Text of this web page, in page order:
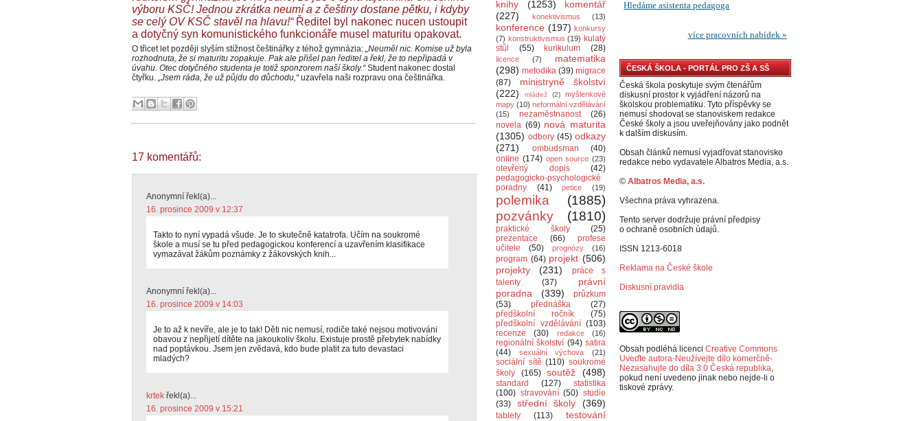
výboru KSČ! Jednou zkrátka neumí a z češtiny dostane pětku, i kdyby
se celý OV KSČ stavěl na hlavu!“Ředitel byl nakonec nucen ustoupit
a dotyčný syn komunistického funkcionáře musel maturitu opakovat.
O třicet let později slyším stížnost češtinářky z téhož gymnázia: „Neuměl nic. Komise už byla
rozhodnuta, že si maturitu zopakuje. Pak ale přišel pan ředitel a řekl, že to nepřipadá v
úvahu. Otec dotyčného studenta je totiž sponzorem naší školy.“Student nakonec dostal
čtyřku. „Jsem ráda, že už půjdu do důchodu,“uzavřela naši rozpravu ona češtinářka.
17 komentářů:
Anonymní řekl(a)...
16. prosince 2009 v 12:37
Takto to nyní vypadá všude. Je to skutečně katatrofa. Učím na soukromé
škole a musí se tu před pedagogickou konferencí a uzavřením klasifikace
vymazávat žákům poznámky z žákovských knih...
Anonymní řekl(a)...
16. prosince 2009 v 14:03
Je to až k nevíře, ale je to tak! Děti nic nemusí, rodiče také nejsou motivováni
obavou z nepřijetí dítěte na jakoukoliv školu. Existuje prostě přebytek nabídky
nad poptávkou. Jsem jen zvědavá, kdo bude platit za tuto devastaci
mladých?
krtek řekl(a)...
16. prosince 2009 v 15:21
knihy
(1253)
komentář
(227)
konektivismus (13)
konference (197) konkursy
(7) konstruktivismus (19) kulatý
stůl
(55) kurikulum (28)
licence (7)
matematika
(298) metodika (39) migrace
(87)
ministryně školství
(222)
mládež (2)
myšlenkové
mapy (10) neformální vzdělávání
(15)
nezaměstnanost
(26)
novela (69) nová maturita
(1305) odbory (45) odkazy
(271)
ombudsman
(40)
online (174) open source (23)
otevřený dopis
(42)
pedagogicko-psychologické
poradny
(41) petice (19)
polemika
(1885)
pozvánky
(1810)
praktické školy
(25)
prezentace
(66)
profese
učitele
(50) prognózy (16)
program (64) projekt (506)
projekty
(231)
práce s
talenty
(37)
právní
poradna
(339)
průzkum
(53)
přednáška
(27)
předškolní ročník
(75)
předškolní vzdělávání (103)
recenze
(30) redakce (16)
regionální školství (94) satira
(44)
sexuální výchova (21)
sociální sítě (110) soukromé
školy
(165) soutěž (498)
standard (127)
statistika
(100) stravování (50) studie
(33)
střední školy (369)
tablety (113)
testování
ČESKÁ ŠKOLA - PORTÁL PRO ZŠ A SŠ
Česká škola poskytuje svým čtenářům
diskusní prostor k vyjádření názorů na
školskou problematiku. Tyto příspěvky se
nemusí shodovat se stanoviskem redakce
České školy a jsou uveřejňovány jako podnět
k dalším diskusím.
Obsah článků nemusí vyjadřovat stanovisko
redakce nebo vydavatele Albatros Media, a.s.
© Albatros Media, a.s.
Všechna práva vyhrazena.
Tento server dodržuje právní předpisy
o ochraně osobních údajů.
ISSN 1213-6018
Reklama na České škole
Diskusní pravidla
Obsah podléhá licenci Creative Commons
Uveďte autora-Neužívejte dílo komerčně-
Nezasahujte do díla 3.0 Česká republika,
pokud není uvedeno jinak nebo nejde-li o
tiskové zprávy.